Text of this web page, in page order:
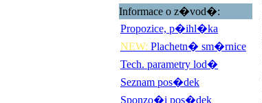
Informace o z�vod�:
Propozice, p�ihl�ka
NEW: Plachetn� sm�rnice
Tech. parametry lod�
Seznam pos�dek
Sponzo�i pos�dek